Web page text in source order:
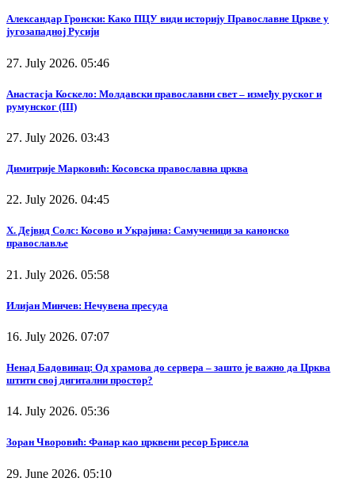
Александар Гронски: Како ПЦУ види историју Православне Цркве у
југозападној Русији
27. July 2026. 05:46
Анастасја Коскело: Молдавски православни свет – између руског и
румунског (III)
27. July 2026. 03:43
Димитрије Марковић: Косовска православна црква
22. July 2026. 04:45
Х. Дејвид Солс: Косово и Украјина: Самученици за канонско
православље
21. July 2026. 05:58
Илијан Минчев: Нечувена пресуда
16. July 2026. 07:07
Ненад Бадовинац: Од храмова до сервера – зашто је важно да Црква
штити свој дигитални простор?
14. July 2026. 05:36
Зоран Чворовић: Фанар као црквени ресор Брисела
29. June 2026. 05:10